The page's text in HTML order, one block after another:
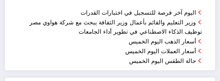
اليوم آخر فرصة للتسجيل في اختبارات القدرات
وزير التعليم والقائم بأعمال وزير الثقافة يبحث مع شركة هواوي مصر
توظيف الذكاء الاصطناعي في تطوير أداء الجامعات
أسعار الذهب اليوم الخميس
أسعار العملات اليوم الخميس
حالة الطقس اليوم الخميس